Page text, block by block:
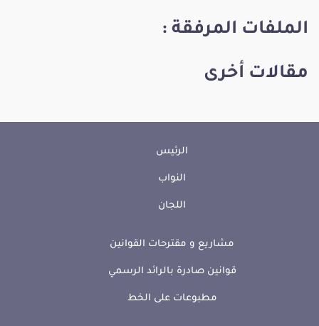
الملفات المرفقة :
مقالات أخرى
الرئيس
النواب
اللجان
مشاريع و مقترحات القوانين
قوانين صادرة بالرائد الرسمي
مطبوعات على الخط